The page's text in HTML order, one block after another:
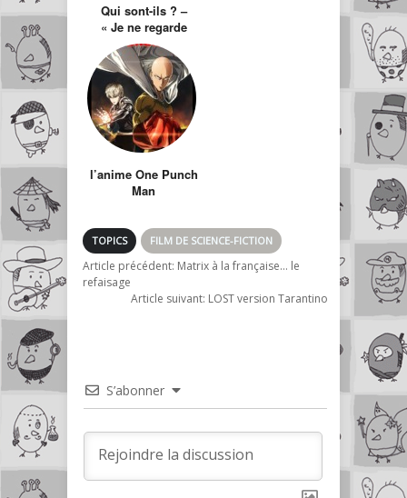
Qui sont-ils ? –
« Je ne regarde
pas la Télévision »
l’anime One Punch
Man
TOPICS FILM DE SCIENCE-FICTION
Article précédent: Matrix à la française… le
refaisage
Article suivant: LOST version Tarantino
S’abonner